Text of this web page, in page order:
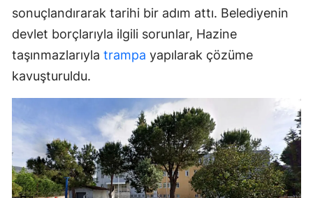
sonuçlandırarak tarihi bir adım attı. Belediyenin
devlet borçlarıyla ilgili sorunlar, Hazine
taşınmazlarıyla trampa yapılarak çözüme
kavuşturuldu.